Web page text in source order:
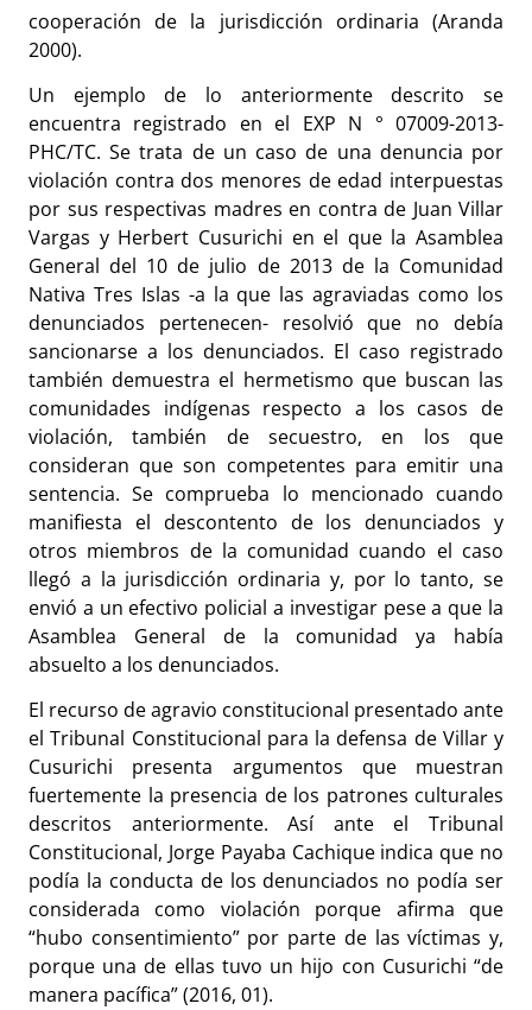
cooperación de la jurisdicción ordinaria (Aranda
2000).
Un ejemplo de lo anteriormente descrito se
encuentra registrado en el EXP N ° 07009-2013-
PHC/TC. Se trata de un caso de una denuncia por
violación contra dos menores de edad interpuestas
por sus respectivas madres en contra de Juan Villar
Vargas y Herbert Cusurichi en el que la Asamblea
General del 10 de julio de 2013 de la Comunidad
Nativa Tres Islas -a la que las agraviadas como los
denunciados pertenecen- resolvió que no debía
sancionarse a los denunciados. El caso registrado
también demuestra el hermetismo que buscan las
comunidades indígenas respecto a los casos de
violación, también de secuestro, en los que
consideran que son competentes para emitir una
sentencia. Se comprueba lo mencionado cuando
manifiesta el descontento de los denunciados y
otros miembros de la comunidad cuando el caso
llegó a la jurisdicción ordinaria y, por lo tanto, se
envió a un efectivo policial a investigar pese a que la
Asamblea General de la comunidad ya había
absuelto a los denunciados.
El recurso de agravio constitucional presentado ante
el Tribunal Constitucional para la defensa de Villar y
Cusurichi presenta argumentos que muestran
fuertemente la presencia de los patrones culturales
descritos anteriormente. Así ante el Tribunal
Constitucional, Jorge Payaba Cachique indica que no
podía la conducta de los denunciados no podía ser
considerada como violación porque afirma que
“hubo consentimiento” por parte de las víctimas y,
porque una de ellas tuvo un hijo con Cusurichi “de
manera pacífica” (2016, 01).